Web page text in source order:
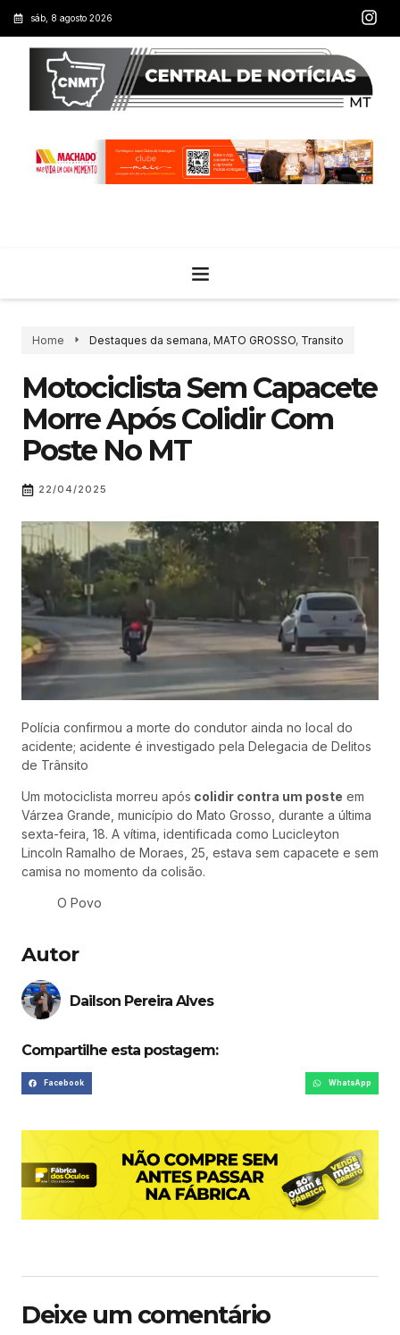
sáb, 8 agosto 2026
Home Destaques da semana, MATO GROSSO, Transito
Motociclista Sem Capacete
Morre Após Colidir Com
Poste No MT
22/04/2025
Polícia confirmou a morte do condutor ainda no local do
acidente; acidente é investigado pela Delegacia de Delitos
de Trânsito
Um motociclista morreu após colidir contra um poste em
Várzea Grande, município do Mato Grosso, durante a última
sexta-feira, 18. A vítima, identificada como Lucicleyton
Lincoln Ramalho de Moraes, 25, estava sem capacete e sem
camisa no momento da colisão.
O Povo
Autor
Dailson Pereira Alves
Compartilhe esta postagem:
Facebook WhatsApp
Deixe um comentário